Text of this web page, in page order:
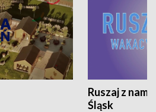
Ruszaj z
Śląsk